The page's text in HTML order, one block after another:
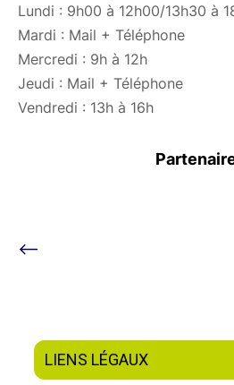
Lundi : 9h00 à 12h00/13h30 à
Mardi : Mail + Téléphone
Mercredi : 9h à 12h
Jeudi : Mail + Téléphone
Vendredi : 13h à 16h
LIENS LÉGAUX